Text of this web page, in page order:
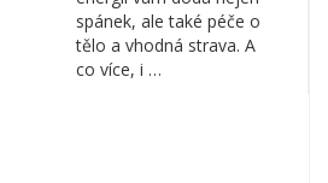
spánek, ale také péče o
tělo a vhodná strava. A
co více, i …